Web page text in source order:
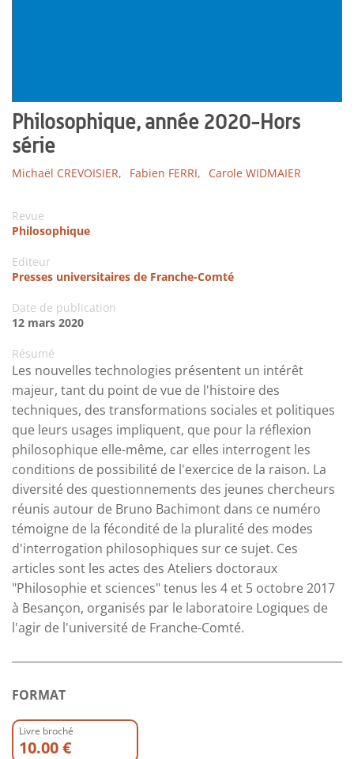
Philosophique, année 2020-Hors
série
Michaël CREVOISIER, Fabien FERRI, Carole WIDMAIER
Revue
Philosophique
Editeur
Presses universitaires de Franche-Comté
Date de publication
12 mars 2020
Résumé
Les nouvelles technologies présentent un intérêt
majeur, tant du point de vue de l'histoire des
techniques, des transformations sociales et politiques
que leurs usages impliquent, que pour la réflexion
philosophique elle-même, car elles interrogent les
conditions de possibilité de l'exercice de la raison. La
diversité des questionnements des jeunes chercheurs
réunis autour de Bruno Bachimont dans ce numéro
témoigne de la fécondité de la pluralité des modes
d'interrogation philosophiques sur ce sujet. Ces
articles sont les actes des Ateliers doctoraux
"Philosophie et sciences" tenus les 4 et 5 octobre 2017
à Besançon, organisés par le laboratoire Logiques de
l'agir de l'université de Franche-Comté.
FORMAT
Livre broché
10.00 €